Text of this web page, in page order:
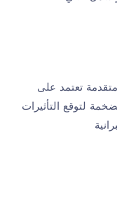
تعتمد على
لتوقع التأثيرات